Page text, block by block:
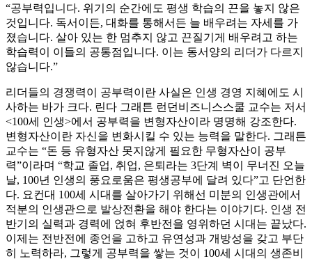
“공부력입니다. 위기의 순간에도 평생 학습의 끈을 놓지 않은
것입니다. 독서이든, 대화를 통해서든 늘 배우려는 자세를 가
졌습니다. 살아 있는 한 멈추지 않고 끈질기게 배우려고 하는
학습력이 이들의 공통점입니다. 이는 동서양의 리더가 다르지
않습니다.”
리더들의 경쟁력이 공부력이란 사실은 인생 경영 지혜에도 시
사하는 바가 크다. 린다 그래튼 런던비즈니스스쿨 교수는 저서
<100세 인생>에서 공부력을 변형자산이라 명명해 강조한다.
변형자산이란 자신을 변화시킬 수 있는 능력을 말한다. 그래튼
교수는 “돈 등 유형자산 못지않게 필요한 무형자산이 공부
력”이라며 “학교 졸업, 취업, 은퇴라는 3단계 벽이 무너진 오늘
날, 100년 인생의 풍요로움은 평생공부에 달려 있다”고 단언한
다. 요컨대 100세 시대를 살아가기 위해선 미분의 인생관에서
적분의 인생관으로 발상전환을 해야 한다는 이야기다. 인생 전
반기의 실력과 경력에 얹혀 후반전을 영위하던 시대는 끝났다.
이제는 전반전에 종언을 고하고 유연성과 개방성을 갖고 부단
히 노력하라, 그렇게 공부력을 쌓는 것이 100세 시대의 생존비